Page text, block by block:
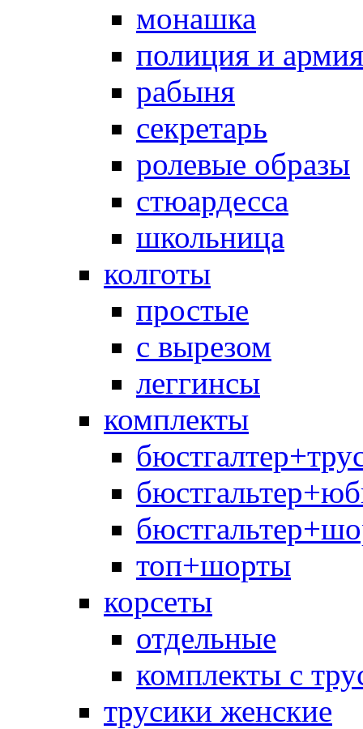
монашка
полиция и армия
рабыня
секретарь
ролевые образы
стюардесса
школьница
колготы
простые
с вырезом
леггинсы
комплекты
топ+шорты
корсеты
отдельные
комплекты с
трусики женские